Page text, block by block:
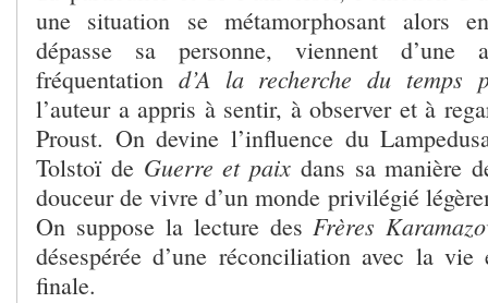
une situation se métamorphosant alors
dépasse sa personne, viennent d’une
fréquentation d’A la recherche du temps
l’auteur a appris à sentir, à observer et à
Proust. On devine l’influence du
Tolstoï de Guerre et paix dans sa manière
douceur de vivre d’un monde privilégié
On suppose la lecture desFrères
désespérée d’une réconciliation avec la vie
finale.